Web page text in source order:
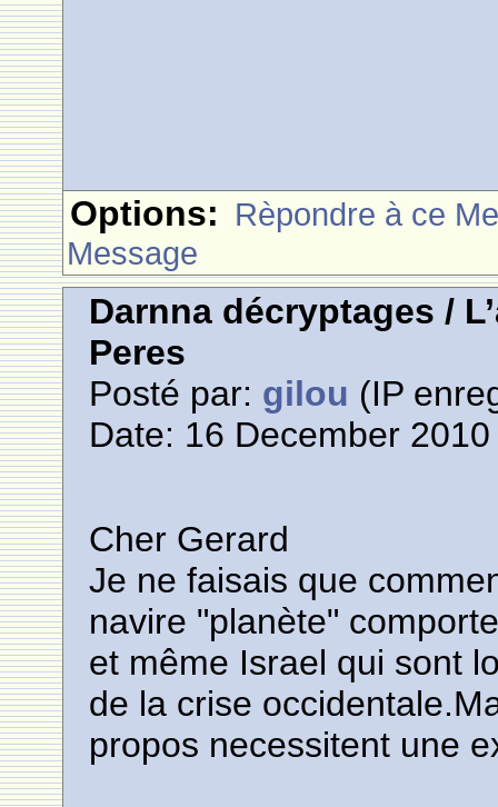
Options: Rèpondre à ce
Message
Darnna décryptages /
Peres
Posté par: gilou (IP
Date: 16 December
Cher Gerard
Je ne faisais que
navire "planète"
et même Israel qui sont
de la crise
propos necessitent une